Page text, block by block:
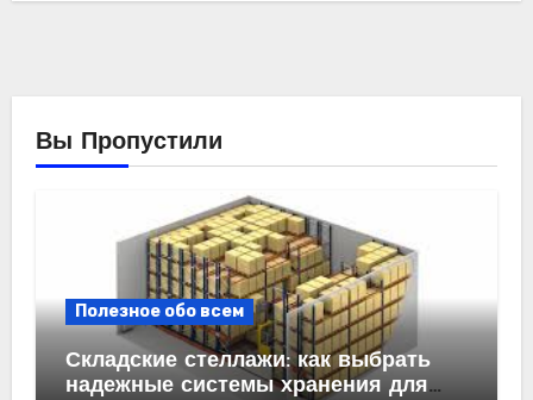
Вы Пропустили
Полезное обо всем
Складские стеллажи: как выбрать
надежные системы хранения для